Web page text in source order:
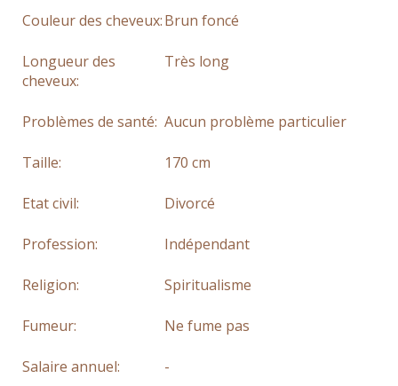
Couleur des cheveux:Brun foncé
Longueur des
cheveux:
Très long
Problèmes de santé: Aucun problème particulier
Taille: 170 cm
Etat civil: Divorcé
Profession: Indépendant
Religion: Spiritualisme
Fumeur: Ne fume pas
Salaire annuel: -